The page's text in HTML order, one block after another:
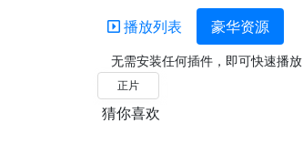
播放列表 豪华资源
无需安装任何插件，即可快速播放
正片
猜你喜欢